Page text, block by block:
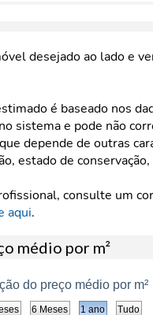
desejado ao lado e
é baseado nos
sistema e pode não
depende de outras
estado de conservação,
consulte um
aqui.
médio por m²
do preço médio por m²
6 Meses 1 ano Tudo